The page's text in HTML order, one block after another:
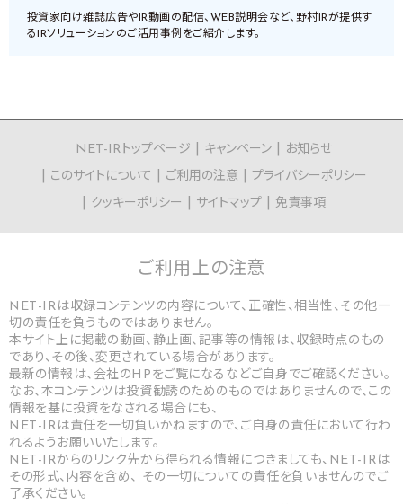
投資家向け雑誌広告やIR動画の配信、WEB説明会など、野村IRが提供す
るIRソリューションのご活用事例をご紹介します。
NET-IRトップページ キャンペーン
お知らせ
このサイトについて
ご利用の注意
プライバシーポリシー
クッキーポリシー
サイトマップ 免責事項
ご利用上の注意
NET-IRは収録コンテンツの内容について、正確性、相当性、その他一
切の責任を負うものではありません。
本サイト上に掲載の動画、静止画、記事等の情報は、収録時点のもの
であり、その後、変更されている場合があります。
最新の情報は、会社のHPをご覧になるなどご自身でご確認ください。
なお、本コンテンツは投資勧誘のためのものではありませんので、この
情報を基に投資をなされる場合にも、
NET-IRは責任を一切負いかねますので、ご自身の責任において行わ
れるようお願いいたします。
NET-IRからのリンク先から得られる情報につきましても、NET-IRは
その形式、内容を含め、 その一切についての責任を負いませんのでご
了承ください。